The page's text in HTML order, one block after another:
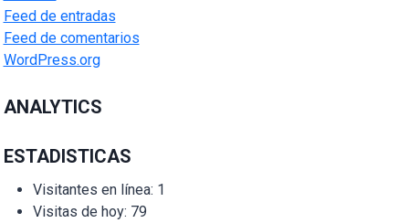
Feed de entradas
Feed de comentarios
WordPress.org
ANALYTICS
ESTADISTICAS
Visitantes en línea: 1
Visitas de hoy: 79